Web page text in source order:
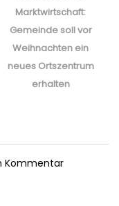
post:
Marktwirtschaft:
Gemeinde soll vor
Weihnachten ein
neues Ortszentrum
erhalten
Kommentar